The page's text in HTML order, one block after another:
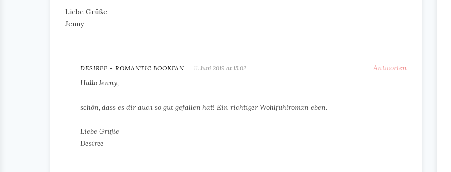
Liebe Grüße
Jenny
DESIREE - ROMANTIC BOOKFAN 11. Juni 2019 at 15:02
Antworten
Hallo Jenny,
schön, dass es dir auch so gut gefallen hat! Ein richtiger Wohlfühlroman eben.
Liebe Grüße
Desiree